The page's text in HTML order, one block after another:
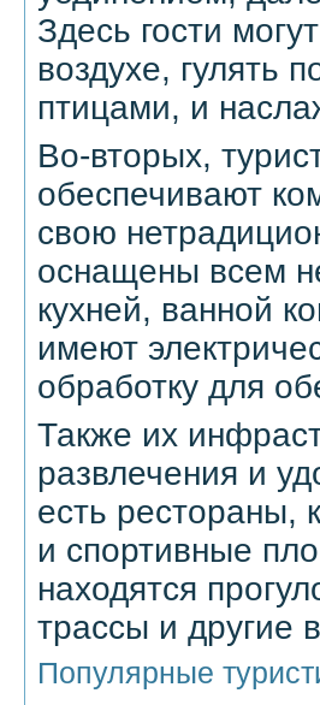
Здесь гости
воздухе, гулять
птицами, и
Во-вторых,
обеспечивают
свою
оснащены всем
кухней, ванной
имеют
обработку для
Также их
развлечения и
есть рестораны,
и спортивные
находятся
трассы и другие
Популярные